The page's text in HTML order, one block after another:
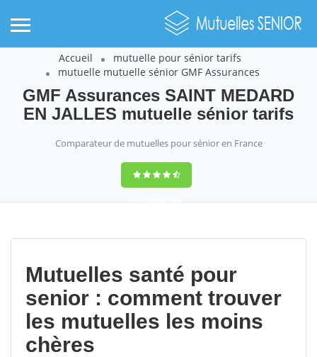
Accueil
mutuelle pour sénior tarifs
mutuelle mutuelle sénior GMF Assurances
GMF Assurances SAINT MEDARD
EN JALLES mutuelle sénior tarifs
Comparateur de mutuelles pour sénior en France
9,2(100%)452
Mutuelles santé pour
senior : comment trouver
les mutuelles les moins
chères